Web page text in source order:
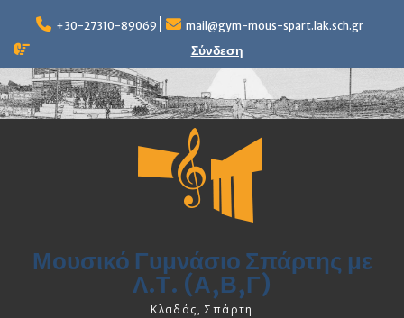
content
+30-27310-89069 mail@gym-mous-spart.lak.sch.gr
Σύνδεση
Μουσικό Γυμνάσιο Σπάρτης με
Λ.Τ. (Α,Β,Γ)
Κλαδάς, Σπάρτη